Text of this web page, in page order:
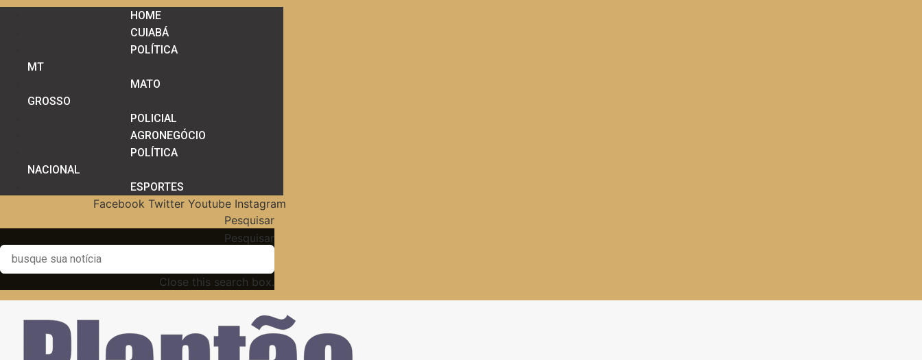
HOME
CUIABÁ
POLÍTICA
MT
MATO
GROSSO
POLICIAL
AGRONEGÓCIO
POLÍTICA
NACIONAL
ESPORTES
Facebook Twitter Youtube Instagram
Pesquisar
Pesquisar
Close this search box.